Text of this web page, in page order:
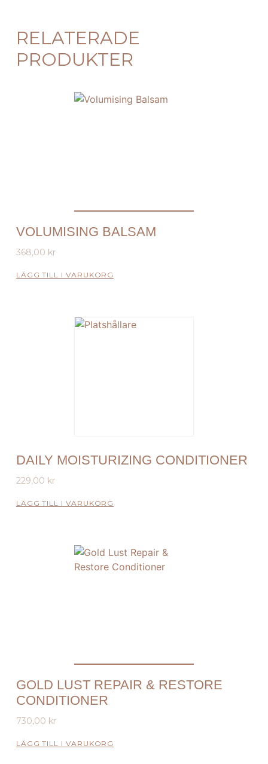
RELATERADE
PRODUKTER
VOLUMISING BALSAM
368,00 kr
LÄGG TILL I VARUKORG
DAILY MOISTURIZING CONDITIONER
229,00 kr
LÄGG TILL I VARUKORG
GOLD LUST REPAIR & RESTORE
CONDITIONER
730,00 kr
LÄGG TILL I VARUKORG